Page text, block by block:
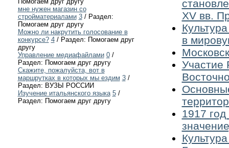
мне нужен магазин со
стройматериалами 3/ Раздел:
Помогаем друг другу
Можно ли накрутить голосование в
конкурсе? 4/ Раздел: Помогаем друг
другу
Управление медиафайлами 0/
Раздел: Помогаем друг другу
Скажите, пожалуйста, вот в
маршрутках в которых мы ездим 3/
Раздел: ВУЗЫ РОССИИ
Изучение итальянского языка 5/
Раздел: Помогаем друг другу
XV вв.
в
Участие
1917